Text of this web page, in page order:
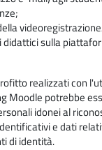
sulla
realizzati con
Moodle potrebbe
idonei al
e dati
di identità.